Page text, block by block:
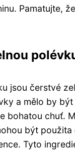
Pamatujte,
jsou čerstvé
a mělo by
bohatou chuť.
být
Tyto